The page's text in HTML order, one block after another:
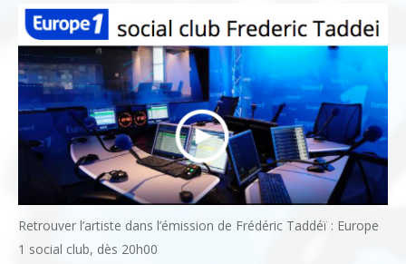
Retrouver l’artiste dans l’émission de Frédéric Taddéï : Europe
1 social club, dès 20h00